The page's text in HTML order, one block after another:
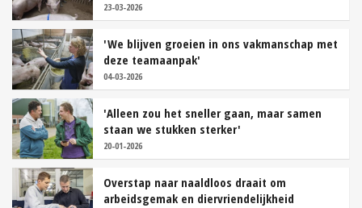
23-03-2026
'We blijven groeien in ons vakmanschap met
deze teamaanpak'
04-03-2026
'Alleen zou het sneller gaan, maar samen
staan we stukken sterker'
20-01-2026
Overstap naar naaldloos draait om
arbeidsgemak en diervriendelijkheid